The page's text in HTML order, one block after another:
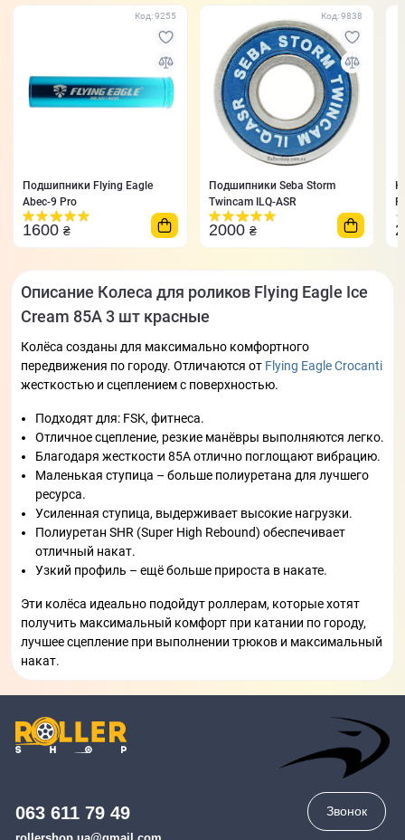
Код: 9255
Подшипники Flying Eagle
Abec-9 Pro
1600 ₴
Код: 9838
Подшипники Seba Storm
Twincam ILQ-ASR
2000 ₴
Описание Колеса для роликов Flying Eagle Ice
Cream 85A 3 шт красные
Колёса созданы для максимально комфортного
передвижения по городу. Отличаются от Flying Eagle Crocanti
жесткостью и сцеплением с поверхностью.
Подходят для: FSK, фитнеса.
Отличное сцепление, резкие манёвры выполняются легко.
Благодаря жесткости 85A отлично поглощают вибрацию.
Маленькая ступица – больше полиуретана для лучшего
ресурса.
Усиленная ступица, выдерживает высокие нагрузки.
Полиуретан SHR (Super High Rebound) обеспечивает
отличный накат.
Узкий профиль – ещё больше прироста в накате.
Эти колёса идеально подойдут роллерам, которые хотят
получить максимальный комфорт при катании по городу,
лучшее сцепление при выполнении трюков и максимальный
накат.
063 611 79 49 Звонок